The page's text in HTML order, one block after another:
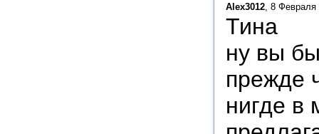
Alex3012 , 8
Тина
ну вы
прежде
нигде в